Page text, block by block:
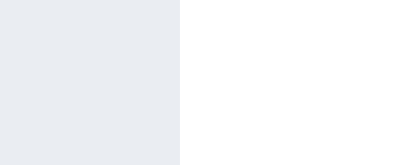
間男が嫁と一緒に「お願い
ます。」とか言ってきたから
ハードオフに売っていた4
私「ちょっと、人の家の金
たから、開けてみようとした